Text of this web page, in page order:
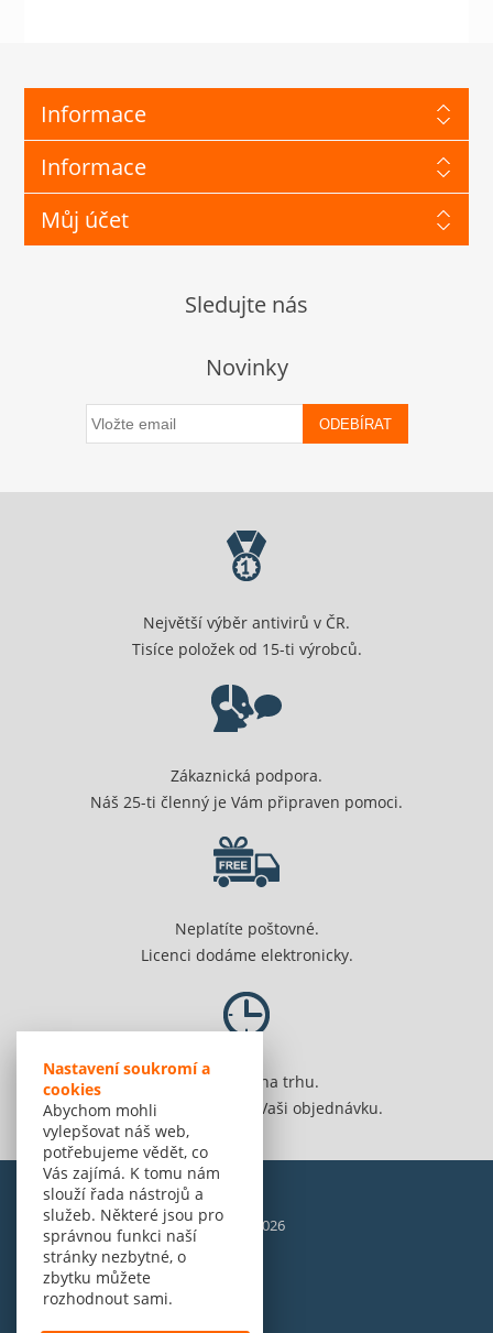
Nastavení soukromí a
cookies
Abychom mohli
vylepšovat náš web,
potřebujeme vědět, co
Vás zajímá. K tomu nám
slouží řada nástrojů a
služeb. Některé jsou pro
správnou funkci naší
stránky nezbytné, o
zbytku můžete
rozhodnout sami.
Informace
Informace
Můj účet
Sledujte nás
Novinky
ODEBÍRAT
Největší výběr antivirů v ČR.
Tisíce položek od 15-ti výrobců.
Zákaznická podpora.
Náš 25-ti členný je Vám připraven pomoci.
Neplatíte poštovné.
Licenci dodáme elektronicky.
Jsme 20 let na trhu.
Spolehlivě vyřídíme Vaši objednávku.
© Amenit Software Solutions, 1998 - 2026
Powered bynopCommerce